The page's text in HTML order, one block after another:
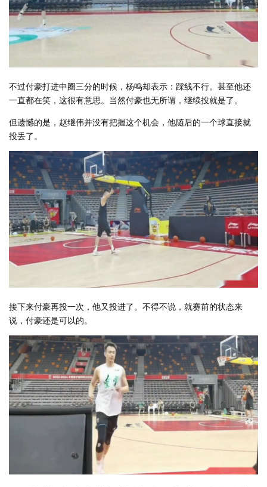
不过付豪打进中圈三分的时候，杨鸣却表示：踩线不行。甚至他还
一直都在笑，这很有意思。当然付豪也无所谓，继续投就是了。
但遗憾的是，赵继伟并没有把握这个机会，他随后的一个球直接就
投丢了。
接下来付豪再投一次，他又投进了。不得不说，就赛前的状态来
说，付豪还是可以的。